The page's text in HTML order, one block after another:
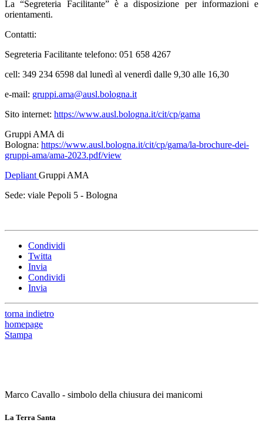
La “Segreteria Facilitante” è a disposizione per informazioni e
orientamenti.
Contatti:
Segreteria Facilitante telefono: 051 658 4267
cell: 349 234 6598 dal lunedì al venerdì dalle 9,30 alle 16,30
e-mail: gruppi.ama@ausl.bologna.it
Sito internet: https://www.ausl.bologna.it/cit/cp/gama
Gruppi AMA di
Bologna: https://www.ausl.bologna.it/cit/cp/gama/la-brochure-dei-
gruppi-ama/ama-2023.pdf/view
Depliant Gruppi AMA
Sede: viale Pepoli 5 - Bologna
Condividi
Twitta
Invia
Condividi
Invia
torna indietro
homepage
Stampa
Marco Cavallo - simbolo della chiusura dei manicomi
La Terra Santa